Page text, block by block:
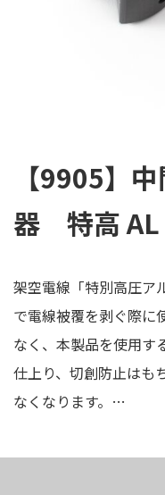
【9905】
器 特高 AL
架空電線「特別高圧ア
で電線被覆を剥ぐ際に
なく、本製品を使用す
仕上り、切創防止はも
なくなります。…